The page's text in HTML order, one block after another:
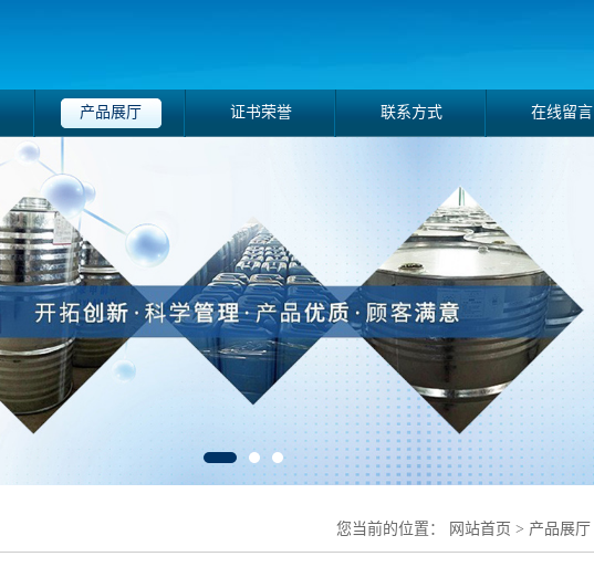
产品展厅 证书荣誉 联系方式 在线留言
您当前的位置： 网站首页 > 产品展厅